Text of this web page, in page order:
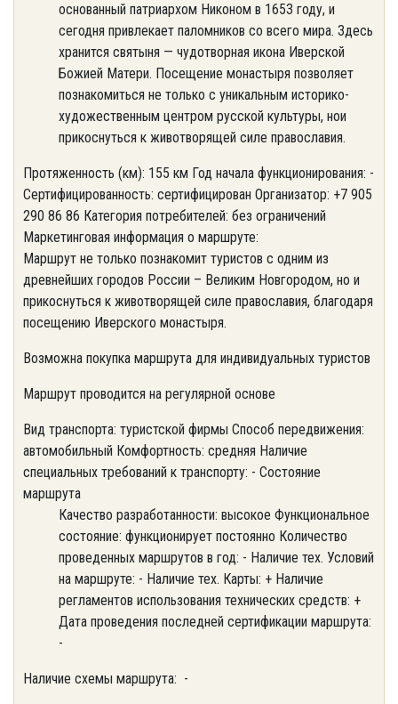
основанный патриархом Никоном в 1653 году, и
сегодня привлекает паломников со всего мира. Здесь
хранится святыня — чудотворная икона Иверской
Божией Матери. Посещение монастыря позволяет
познакомиться не только с уникальным историко-
художественным центром русской культуры, нои
прикоснуться к животворящей силе православия.
Протяженность (км): 155 км Год начала функционирования: -
Сертифицированность: сертифицирован Организатор: +7 905
290 86 86 Категория потребителей: без ограничений
Маркетинговая информация о маршруте:
Маршрут не только познакомит туристов с одним из
древнейших городов России – Великим Новгородом, но и
прикоснуться к животворящей силе православия, благодаря
посещению Иверского монастыря.
Возможна покупка маршрута для индивидуальных туристов
Маршрут проводится на регулярной основе
Вид транспорта: туристской фирмы Способ передвижения:
автомобильный Комфортность: средняя Наличие
специальных требований к транспорту: - Состояние
маршрута
Качество разработанности: высокое Функциональное
состояние: функционирует постоянно Количество
проведенных маршрутов в год: - Наличие тех. Условий
на маршруте: - Наличие тех. Карты: + Наличие
регламентов использования технических средств: +
Дата проведения последней сертификации маршрута:
-
Наличие схемы маршрута: -